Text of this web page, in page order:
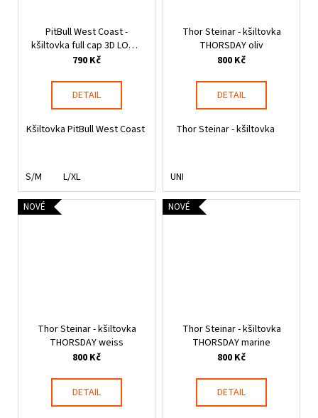
PitBull West Coast -
kšiltovka full cap 3D LOGO
černá
790 Kč
DETAIL
Kšiltovka PitBull West Coast
S/M L/XL
Thor Steinar - kšiltovka
THORSDAY oliv
800 Kč
DETAIL
Thor Steinar - kšiltovka
UNI
NOVÉ
Thor Steinar - kšiltovka
THORSDAY weiss
800 Kč
DETAIL
NOVÉ
Thor Steinar - kšiltovka
THORSDAY marine
800 Kč
DETAIL